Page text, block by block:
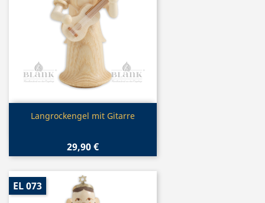
Vorschau
Langrockengel mit Gitarre
29,90 €
EL 073